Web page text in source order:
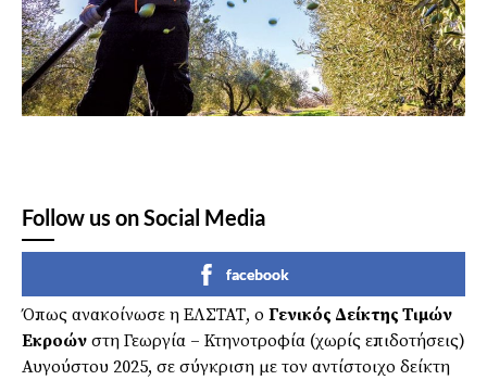
Follow us on Social Media
facebook
Όπως ανακοίνωσε η ΕΛΣΤΑΤ, ο Γενικός Δείκτης Τιμών
Εκροών στη Γεωργία – Κτηνοτροφία (χωρίς επιδοτήσεις)
Αυγούστου 2025, σε σύγκριση με τον αντίστοιχο δείκτη